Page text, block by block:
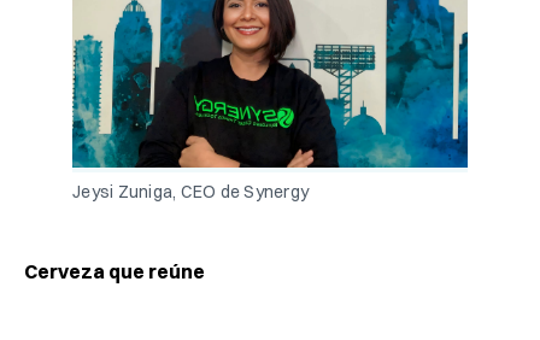
Jeysi Zuniga, CEO de Synergy
Cerveza que reúne